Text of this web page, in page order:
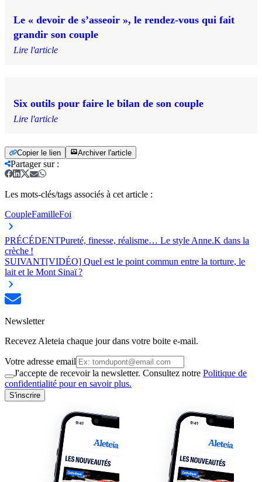
Le « devoir de s’asseoir », le rendez-vous qui fait
grandir son couple
Lire l'article
Six outils pour faire le bilan de son couple
Lire l'article
Copier le lien Archiver l'article
Partager sur:
Les mots-clés/tags associés à cet article :
CoupleFamilleFoi
PRÉCÉDENTPureté, finesse, réalisme… Le style Anne.K dans la
crèche !
SUIVANT[VIDÉO] Quel est le point commun entre la torture, le
lait et le Mont Sinaï ?
Newsletter
Recevez Aleteia chaque jour dans votre boite e-mail.
Votre adresse email
J'accepte de recevoir la newsletter. Consultez notre Politique de
confidentialité pour en savoir plus.
S'inscrire